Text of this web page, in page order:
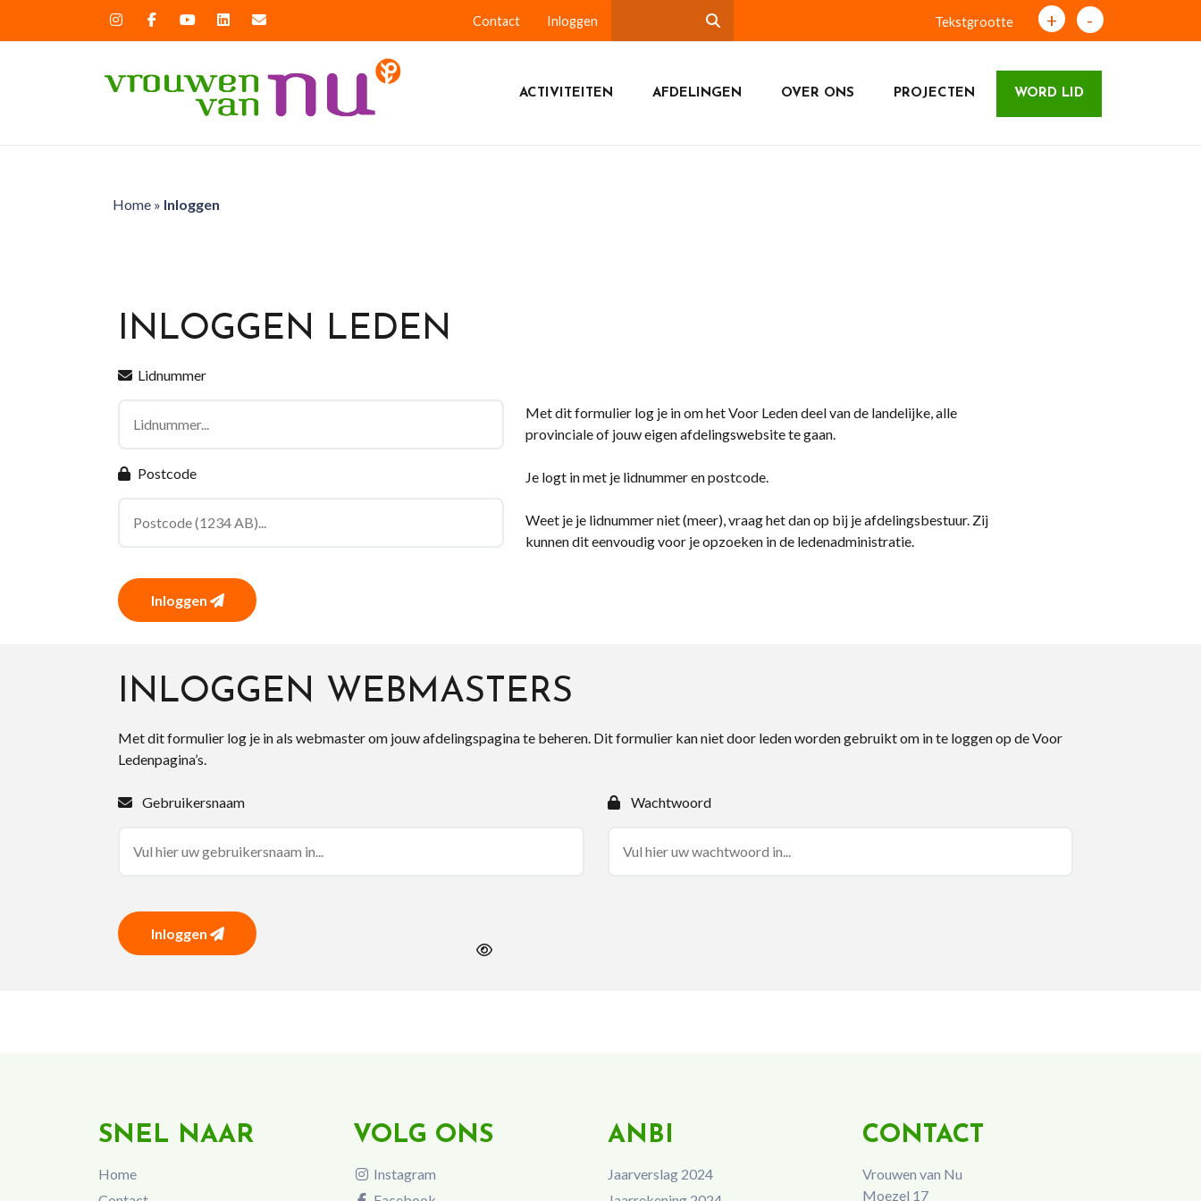
Contact Inloggen Tekstgrootte + -
ACTIVITEITEN AFDELINGEN OVER ONS PROJECTEN WORD LID
Home» Inloggen
INLOGGEN LEDEN
Lidnummer
Postcode
Inloggen
Met dit formulier log je in om het Voor Leden deel van de landelijke, alle
provinciale of jouw eigen afdelingswebsite te gaan.
Je logt in met je lidnummer en postcode.
Weet je je lidnummer niet (meer), vraag het dan op bij je afdelingsbestuur. Zij
kunnen dit eenvoudig voor je opzoeken in de ledenadministratie.
INLOGGEN WEBMASTERS
Met dit formulier log je in als webmaster om jouw afdelingspagina te beheren. Dit formulier kan niet door leden worden gebruikt om in te loggen op de Voor
Ledenpagina’s.
Gebruikersnaam Wachtwoord
Inloggen
SNEL NAAR
Home
VOLG ONS
Instagram
ANBI
Jaarverslag 2024
CONTACT
Vrouwen van Nu
Moezel 17